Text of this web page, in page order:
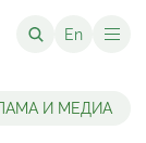
En
И МЕДИА